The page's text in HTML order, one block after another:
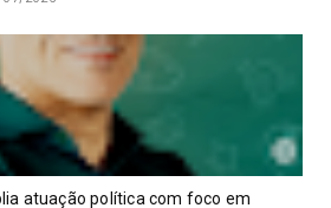
atuação política com foco em